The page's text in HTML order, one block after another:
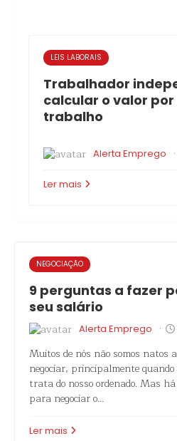
LEIS LABORAIS
Trabalhador
calcular o valor
trabalho
Alerta Emprego ·
Ler mais
NEGOCIAÇÃO
9 perguntas a fazer
seu salário
Alerta Emprego ·
Muitos de nós não somos natos a
negociar, principalmente quando
trata do nosso ordenado. Mas
para negociar o…
Ler mais